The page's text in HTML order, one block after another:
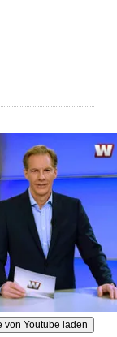
werden
von Youtube laden